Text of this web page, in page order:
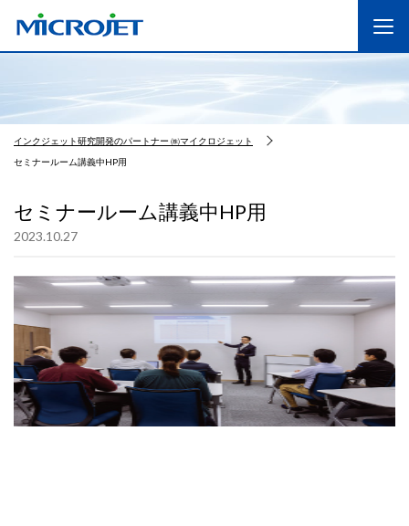
インクジェット研究開発のパートナー ㈱マイクロジェット
セミナールーム講義中HP用
セミナールーム講義中HP用
2023.10.27